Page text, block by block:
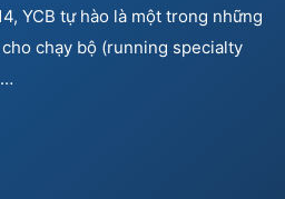
YCB tự hào là một trong những
chạy bộ (running specialty